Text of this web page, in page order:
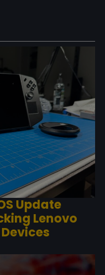
Update
Lenovo